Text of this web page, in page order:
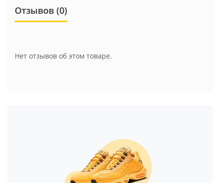
Отзывов (0)
Нет отзывов об этом товаре.